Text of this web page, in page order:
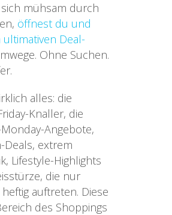
mühsam durch
öffnest du und
Deal-
Ohne Suchen.
alles: die
Knaller, die
Angebote,
Deals, extrem
Lifestyle-Highlights
die nur
auftreten. Diese
des Shoppings